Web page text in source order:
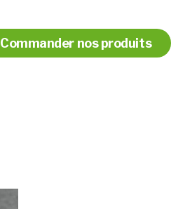
Commander nos produits